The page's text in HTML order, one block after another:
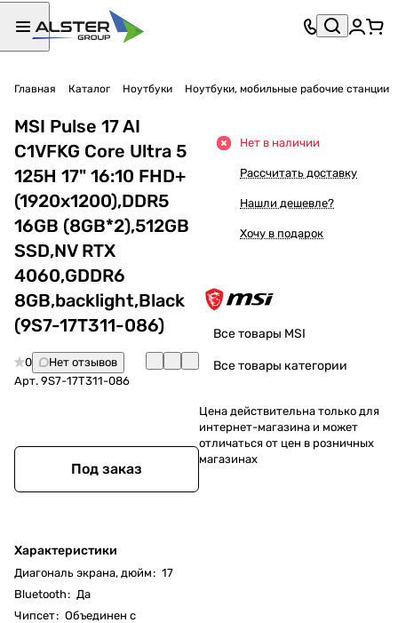
Главная Каталог Ноутбуки Ноутбуки, мобильные рабочие станции
MSI Pulse 17 AI
C1VFKG Core Ultra 5
125H 17" 16:10 FHD+
(1920x1200),DDR5
16GB (8GB*2),512GB
SSD,NV RTX
4060,GDDR6
8GB,backlight,Black
(9S7-17T311-086)
0
Нет отзывов
Арт. 9S7-17T311-086
Под заказ
Характеристики
Диагональ экрана, дюйм: 17
Bluetooth: Да
Чипсет: Объединен с
Нет в наличии
Рассчитать доставку
Нашли дешевле?
Хочу в подарок
Все товары MSI
Все товары категории
Цена действительна только для
интернет-магазина и может
отличаться от цен в розничных
магазинах